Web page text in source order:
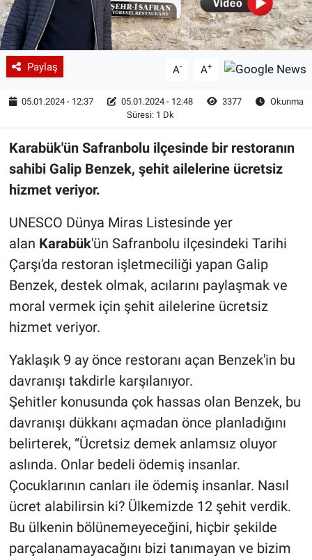
Paylaş A- A+
05.01.2024 - 12:37 05.01.2024 - 12:48 3377
Okunma
Süresi: 1 Dk
Karabük'ün Safranbolu ilçesinde bir restoranın
sahibi Galip Benzek, şehit ailelerine ücretsiz
hizmet veriyor.
UNESCO Dünya Miras Listesinde yer
alan Karabük'ün Safranbolu ilçesindeki Tarihi
Çarşı'da restoran işletmeciliği yapan Galip
Benzek, destek olmak, acılarını paylaşmak ve
moral vermek için şehit ailelerine ücretsiz
hizmet veriyor.
Yaklaşık 9 ay önce restoranı açan Benzek'in bu
davranışı takdirle karşılanıyor.
Şehitler konusunda çok hassas olan Benzek, bu
davranışı dükkanı açmadan önce planladığını
belirterek, “Ücretsiz demek anlamsız oluyor
aslında. Onlar bedeli ödemiş insanlar.
Çocuklarının canları ile ödemiş insanlar. Nasıl
ücret alabilirsin ki? Ülkemizde 12 şehit verdik.
Bu ülkenin bölünemeyeceğini, hiçbir şekilde
parçalanamayacağını bizi tanımayan ve bizim